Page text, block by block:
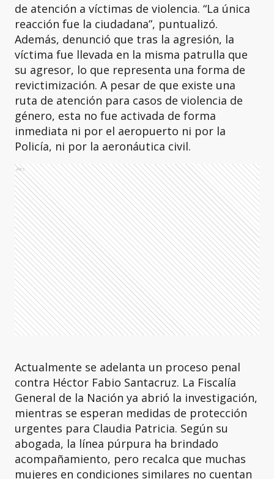
de atención a víctimas de violencia. “La única
reacción fue la ciudadana”, puntualizó.
Además, denunció que tras la agresión, la
víctima fue llevada en la misma patrulla que
su agresor, lo que representa una forma de
revictimización. A pesar de que existe una
ruta de atención para casos de violencia de
género, esta no fue activada de forma
inmediata ni por el aeropuerto ni por la
Policía, ni por la aeronáutica civil.
Ads
Actualmente se adelanta un proceso penal
contra Héctor Fabio Santacruz. La Fiscalía
General de la Nación ya abrió la investigación,
mientras se esperan medidas de protección
urgentes para Claudia Patricia. Según su
abogada, la línea púrpura ha brindado
acompañamiento, pero recalca que muchas
mujeres en condiciones similares no cuentan